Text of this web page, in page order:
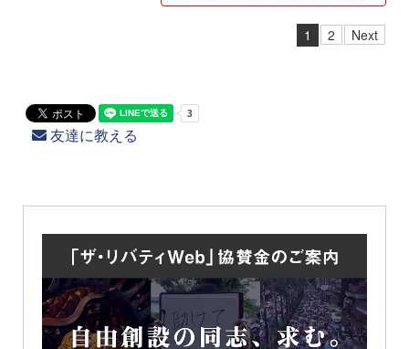
1 2 Next
友達に教える